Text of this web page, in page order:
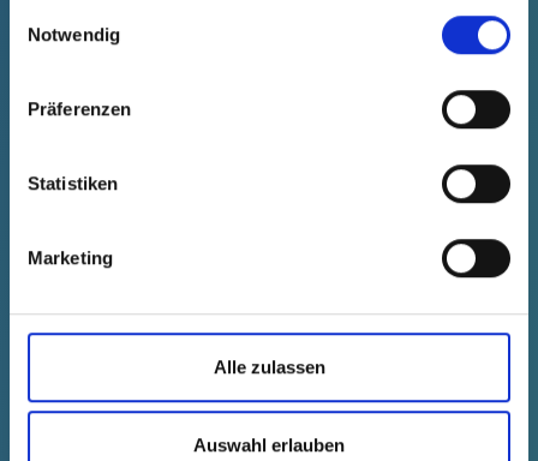
Notwendig
Präferenzen
Statistiken
Marketing
Alle zulassen
Auswahl erlauben
geometrías y aplicaciones
conectores, terminales e interfaces
técnicas sensibles